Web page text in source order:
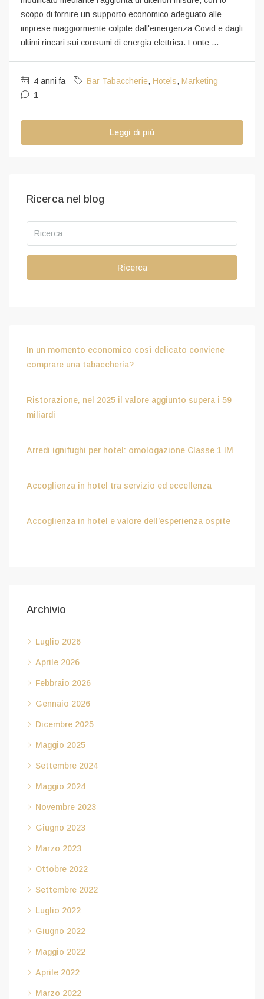
scopo di fornire un supporto economico adeguato alle
imprese maggiormente colpite dall'emergenza Covid e dagli
ultimi rincari sui consumi di energia elettrica. Fonte:...
4 anni fa Bar Tabaccherie, Hotels, Marketing
1
Leggi di più
Ricerca nel blog
Ricerca
In un momento economico così delicato conviene
comprare una tabaccheria?
Ristorazione, nel 2025 il valore aggiunto supera i 59
miliardi
Arredi ignifughi per hotel: omologazione Classe 1 IM
Accoglienza in hotel tra servizio ed eccellenza
Accoglienza in hotel e valore dell’esperienza ospite
Archivio
Luglio 2026
Aprile 2026
Febbraio 2026
Gennaio 2026
Dicembre 2025
Maggio 2025
Settembre 2024
Maggio 2024
Novembre 2023
Giugno 2023
Marzo 2023
Ottobre 2022
Settembre 2022
Luglio 2022
Giugno 2022
Maggio 2022
Aprile 2022
Marzo 2022